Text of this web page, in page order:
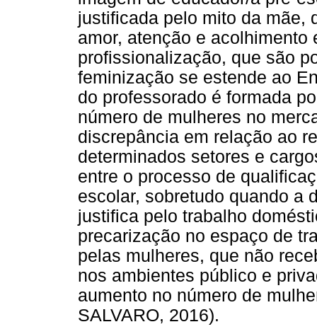
justificada pelo mito da mãe,
amor, atenção e
profissionalização, que são
feminização se estende ao
do professorado é formada
número de mulheres no
discrepância em relação ao
determinados setores e
entre o processo de
escolar, sobretudo quando a
justifica pelo trabalho
precarização no espaço de
pelas mulheres, que não
nos ambientes público e
aumento no número de
SALVARO, 2016).